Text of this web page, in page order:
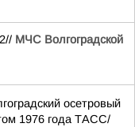
МЧС Волгоградской
осетровый
1976 года ТАСС/